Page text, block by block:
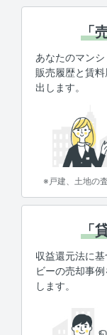
「
あなたのマン
販売履歴と賃
出します。
※戸建、土地の
「
収益還元法に
ビーの売却事
します。